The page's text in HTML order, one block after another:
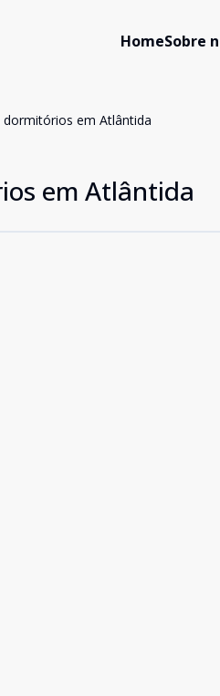
HomeSobre
dormitórios em Atlântida
em Atlântida